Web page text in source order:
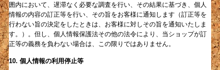
囲内において、遅滞なく必要な調査を行い、その結果に基づき、個人
情報の内容の訂正等を行い、その旨をお客様に通知します（訂正等を
行わない旨の決定をしたときは、お客様に対しその旨を通知いたしま
す。）。但し、個人情報保護法その他の法令により、当ショップが訂
正等の義務を負わない場合は、この限りではありません。
10. 個人情報の利用停止等